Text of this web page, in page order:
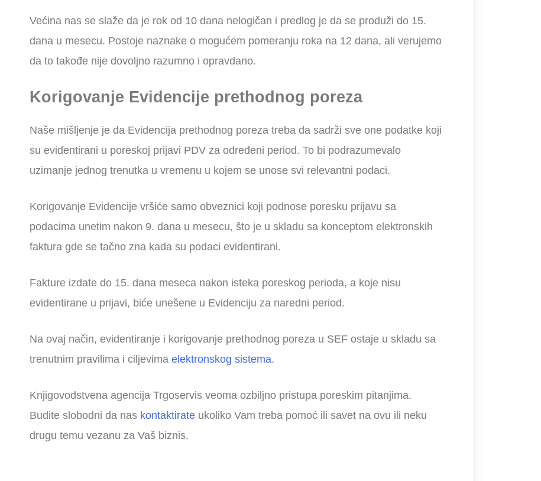
Većina nas se slaže da je rok od 10 dana nelogičan i predlog je da se produži do 15.
dana u mesecu. Postoje naznake o mogućem pomeranju roka na 12 dana, ali verujemo
da to takođe nije dovoljno razumno i opravdano.
Korigovanje Evidencije prethodnog poreza
Naše mišljenje je da Evidencija prethodnog poreza treba da sadrži sve one podatke koji
su evidentirani u poreskoj prijavi PDV za određeni period. To bi podrazumevalo
uzimanje jednog trenutka u vremenu u kojem se unose svi relevantni podaci.
Korigovanje Evidencije vršiće samo obveznici koji podnose poresku prijavu sa
podacima unetim nakon 9. dana u mesecu, što je u skladu sa konceptom elektronskih
faktura gde se tačno zna kada su podaci evidentirani.
Fakture izdate do 15. dana meseca nakon isteka poreskog perioda, a koje nisu
evidentirane u prijavi, biće unešene u Evidenciju za naredni period.
Na ovaj način, evidentiranje i korigovanje prethodnog poreza u SEF ostaje u skladu sa
trenutnim pravilima i ciljevima elektronskog sistema.
Knjigovodstvena agencija Trgoservis veoma ozbiljno pristupa poreskim pitanjima.
Budite slobodni da nas kontaktirate ukoliko Vam treba pomoć ili savet na ovu ili neku
drugu temu vezanu za Vaš biznis.